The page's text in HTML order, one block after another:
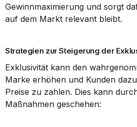
Gewinnmaximierung und sorgt
auf dem Markt relevant bleibt.
Strategien zur Steigerung der
Exklusivität kann den
Marke erhöhen und Kunden
Preise zu zahlen. Dies kann
Maßnahmen geschehen: